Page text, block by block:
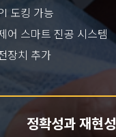
도킹 가능
어 스마트 진공 시스템
장치 추가
정확성과 재현성